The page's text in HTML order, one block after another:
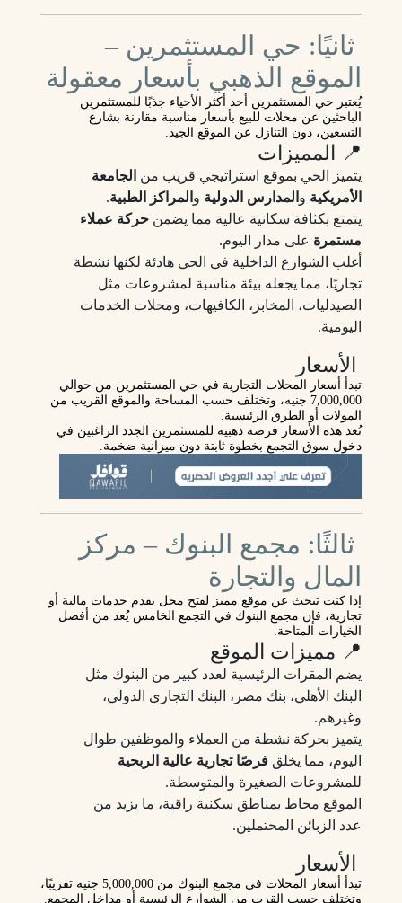
ثانيًا: حي المستثمرين –
الموقع الذهبي بأسعار معقولة
يُعتبر حي المستثمرين أحد أكثر الأحياء جذبًا للمستثمرين
الباحثين عن محلات للبيع بأسعار مناسبة مقارنة بشارع
التسعين، دون التنازل عن الموقع الجيد.
📍 المميزات
يتميز الحي بموقع استراتيجي قريب من الجامعة
الأمريكية و المدارس الدولية و المراكز الطبية.
يتمتع بكثافة سكانية عالية مما يضمن حركة عملاء
مستمرة على مدار اليوم.
أغلب الشوارع الداخلية في الحي هادئة لكنها نشطة
تجاريًا، مما يجعله بيئة مناسبة لمشروعات مثل
الصيدليات، المخابز، الكافيهات، ومحلات الخدمات
اليومية.
الأسعار
تبدأ أسعار المحلات التجارية في حي المستثمرين من حوالي
7,000,000 جنيه
، وتختلف حسب المساحة والموقع القريب من
المولات أو الطرق الرئيسية.
تُعد هذه الأسعار فرصة ذهبية للمستثمرين الجدد الراغبين في
دخول سوق التجمع بخطوة ثابتة دون ميزانية ضخمة.
ثالثًا: مجمع البنوك – مركز
المال والتجارة
إذا كنت تبحث عن موقع مميز لفتح محل يقدم خدمات مالية أو
تجارية، فإن مجمع البنوك في التجمع الخامس يُعد من أفضل
الخيارات المتاحة.
📍 مميزات الموقع
يضم المقرات الرئيسية لعدد كبير من البنوك مثل
البنك الأهلي، بنك مصر، البنك التجاري الدولي،
وغيرهم.
يتميز بحركة نشطة من العملاء والموظفين طوال
اليوم، مما يخلق فرصًا تجارية عالية الربحية
للمشروعات الصغيرة والمتوسطة.
الموقع محاط بمناطق سكنية راقية، ما يزيد من
عدد الزبائن المحتملين.
الأسعار
تبدأ أسعار المحلات في مجمع البنوك من 5,000,000 جنيه تقريبًا
،
وتختلف حسب القرب من الشوارع الرئيسية أو مداخل المجمع.